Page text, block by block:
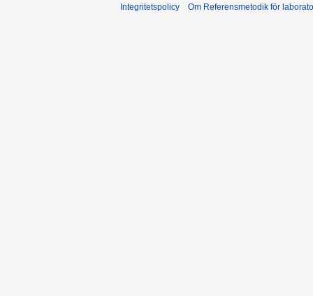
Integritetspolicy Om Referensmetodik för